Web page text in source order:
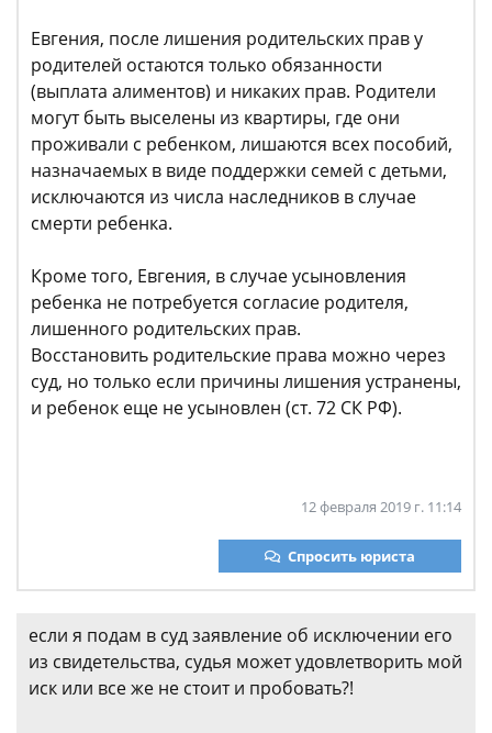
Евгения, после лишения родительских прав у
родителей остаются только обязанности
(выплата алиментов) и никаких прав. Родители
могут быть выселены из квартиры, где они
проживали с ребенком, лишаются всех пособий,
назначаемых в виде поддержки семей с детьми,
исключаются из числа наследников в случае
смерти ребенка.
Кроме того, Евгения, в случае усыновления
ребенка не потребуется согласие родителя,
лишенного родительских прав.
Восстановить родительские права можно через
суд, но только если причины лишения устранены,
и ребенок еще не усыновлен (ст. 72 СК РФ).
12 февраля 2019 г. 11:14
Спросить юриста
если я подам в суд заявление об исключении его
из свидетельства, судья может удовлетворить мой
иск или все же не стоит и пробовать?!